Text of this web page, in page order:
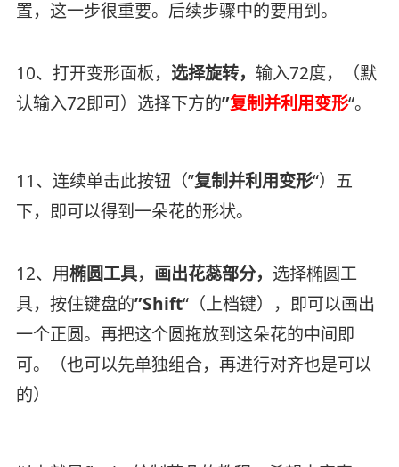
置，这一步很重要。后续步骤中的要用到。
10、打开变形面板， 选择旋转， 输入72度，（默
认输入72即可）选择下方的”复制并利用变形“。
11、连续单击此按钮（”复制并利用变形“）五
下，即可以得到一朵花的形状。
12、用椭圆工具， 画出花蕊部分， 选择椭圆工
具，按住键盘的”Shift“（上档键），即可以画出
一个正圆。再把这个圆拖放到这朵花的中间即
可。（也可以先单独组合，再进行对齐也是可以
的）